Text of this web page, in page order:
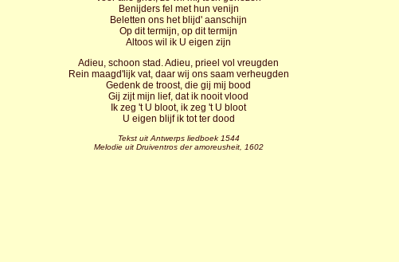
Benijders fel met hun venijn
Beletten ons het blijd' aanschijn
Op dit termijn, op dit termijn
Altoos wil ik U eigen zijn
Adieu, schoon stad. Adieu, prieel vol vreugden
Rein maagd'lijk vat, daar wij ons saam verheugden
Gedenk de troost, die gij mij bood
Gij zijt mijn lief, dat ik nooit vlood
Ik zeg 't U bloot, ik zeg 't U bloot
U eigen blijf ik tot ter dood
Tekst uit Antwerps liedboek 1544
Melodie uit Druiventros der amoreusheit, 1602